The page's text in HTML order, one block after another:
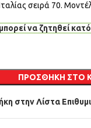
σειρά 70.
να ζητηθεί
ΠΡΟΣΘΉΚΗ ΣΤΟ
στην Λίστα